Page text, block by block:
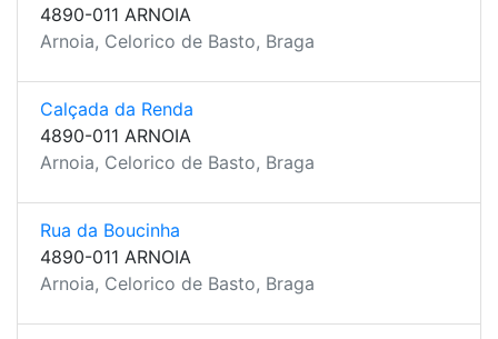
4890-011 ARNOIA
Arnoia, Celorico de Basto, Braga
Calçada da Renda
4890-011 ARNOIA
Arnoia, Celorico de Basto, Braga
Rua da Boucinha
4890-011 ARNOIA
Arnoia, Celorico de Basto, Braga